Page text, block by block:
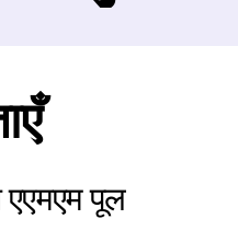
पूल